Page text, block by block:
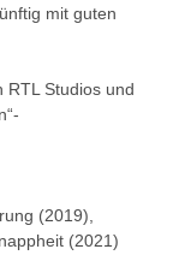
mit guten
RTL Studios und
(2019),
(2021)